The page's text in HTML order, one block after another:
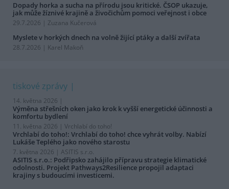
Dopady horka a sucha na přírodu jsou kritické. ČSOP ukazuje,
jak může žíznivé krajině a živočichům pomoci veřejnost i obce
29.7.2026 | Zuzana Kučerová
Myslete v horkých dnech na volně žijící ptáky a další zvířata
28.7.2026 | Karel Makoň
tiskové zprávy
14. května 2026 |
Výměna střešních oken jako krok k vyšší energetické účinnosti a
komfortu bydlení
11. května 2026 | Vrchlabí do toho!
Vrchlabí do toho!: Vrchlabí do toho! chce vyhrát volby. Nabízí
Lukáše Teplého jako nového starostu
7. května 2026 | ASITIS s.r.o.
ASITIS s.r.o.: Podřipsko zahájilo přípravu strategie klimatické
odolnosti. Projekt Pathways2Resilience propojil adaptaci
krajiny s budoucími investicemi.